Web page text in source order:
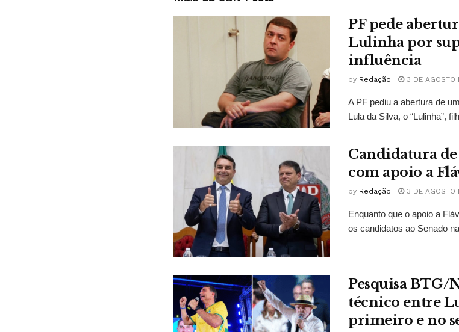
PF pede
Lulinha por
influência
by Redação 3 DE AGOSTO
A PF pediu a abertura de
Lula da Silva, o “Lulinha”,
Candidatura
com apoio a
by Redação 3 DE AGOSTO
Enquanto que o apoio a
os candidatos ao Senado
Pesquisa BTG/
técnico entre
primeiro e no